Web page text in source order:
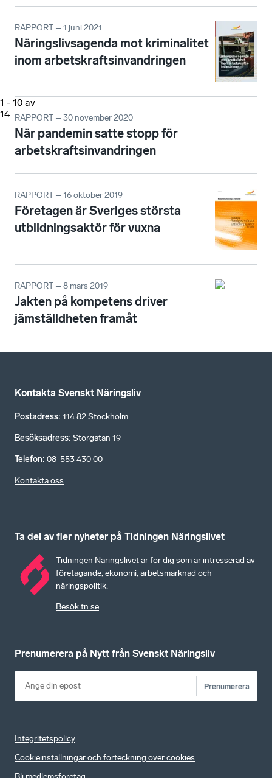
1 - 10 av
14
RAPPORT – 1 juni 2021
Näringslivsagenda mot kriminalitet
inom arbetskraftsinvandringen
RAPPORT – 30 november 2020
När pandemin satte stopp för
arbetskraftsinvandringen
RAPPORT – 16 oktober 2019
Företagen är Sveriges största
utbildningsaktör för vuxna
RAPPORT – 8 mars 2019
Jakten på kompetens driver
jämställdheten framåt
Kontakta Svenskt Näringsliv
Postadress: 114 82 Stockholm
Besöksadress: Storgatan 19
Telefon: 08-553 430 00
Kontakta oss
Ta del av fler nyheter på Tidningen Näringslivet
Tidningen Näringslivet är för dig som är intresserad av
företagande, ekonomi, arbetsmarknad och
näringspolitik.
Besök tn.se
Prenumerera på Nytt från Svenskt Näringsliv
Prenumerera
Integritetspolicy
Cookieinställningar och förteckning över cookies